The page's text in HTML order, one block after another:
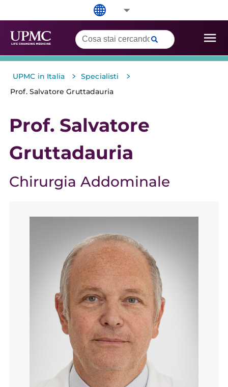
UPMC in Italia > Specialisti >
Prof. Salvatore Gruttadauria
Prof. Salvatore
Gruttadauria
Chirurgia Addominale